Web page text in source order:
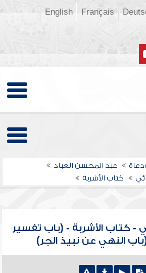
Français
English
عبد المحسن العباد
كتاب الأشربة
- كتاب الأشربة - (باب تفسير
(باب النهي عن نبيذ الجر)